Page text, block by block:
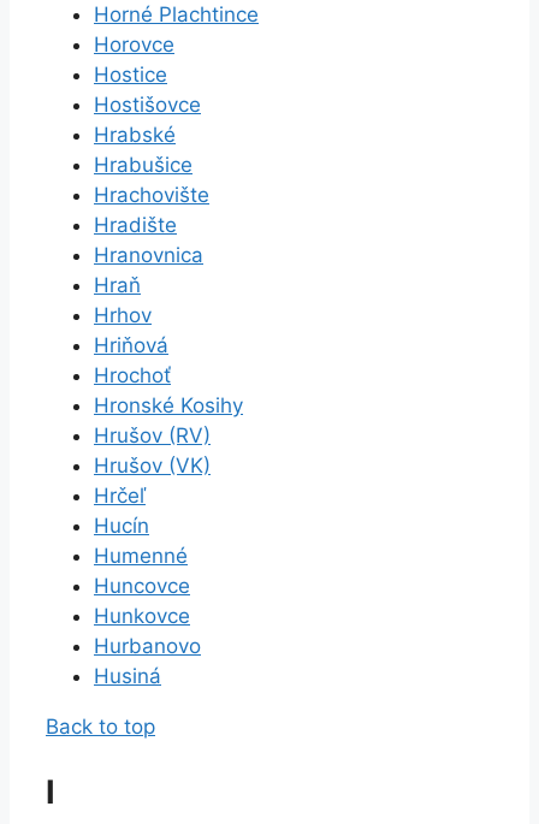
Horné Plachtince
Horovce
Hostice
Hostišovce
Hrabské
Hrabušice
Hrachovište
Hradište
Hranovnica
Hraň
Hrhov
Hriňová
Hrochoť
Hronské Kosihy
Hrušov (RV)
Hrušov (VK)
Hrčeľ
Hucín
Humenné
Huncovce
Hunkovce
Hurbanovo
Husiná
Back to top
I